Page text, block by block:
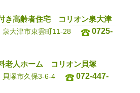
き高齢者住宅 コリオン泉大津
泉大津市東雲町11-28
0725-
老人ホーム コリオン貝塚
貝塚市久保3-6-4
072-447-